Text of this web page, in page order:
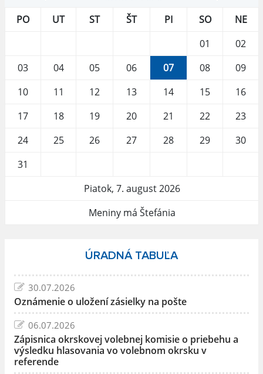
PO
UT ST ŠT PI SO
NE
01
02
03
04 05 06 07 08
09
10
11 12 13 14 15
16
17
18 19 20 21 22
23
24
25 26 27 28 29
30
31
Piatok, 7. august 2026
Meniny má Štefánia
ÚRADNÁ TABUĽA
30.07.2026
Oznámenie o uložení zásielky na pošte
06.07.2026
Zápisnica okrskovej volebnej komisie o priebehu a
výsledku hlasovania vo volebnom okrsku v
referende